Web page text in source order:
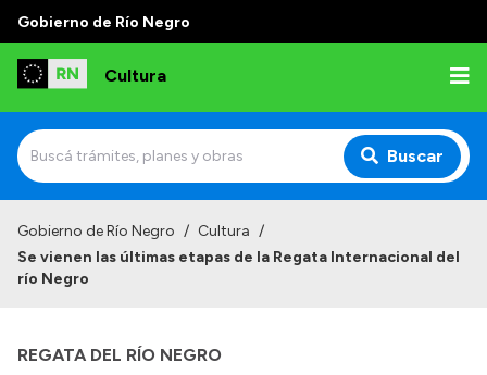
Gobierno de Río Negro
Cultura
Buscar
Institucional
Autoridades
Gobierno de Río Negro / Cultura /
Se vienen las últimas etapas de la Regata Internacional del
río Negro
REGATA DEL RÍO NEGRO